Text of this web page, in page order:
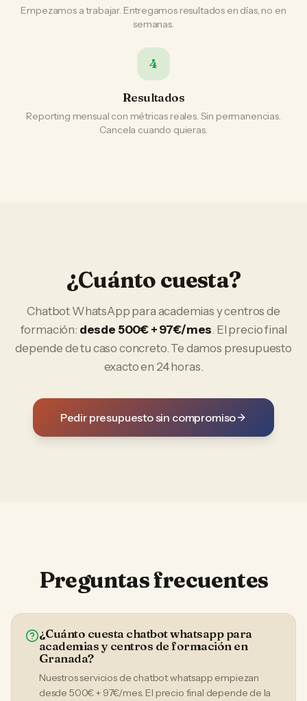
Empezamos a trabajar. Entregamos resultados en días, no en
semanas.
4
Resultados
Reporting mensual con métricas reales. Sin permanencias.
Cancela cuando quieras.
¿Cuánto cuesta?
Chatbot WhatsApp paraacademias y centros de
formación: desde 500€ + 97€/mes. El precio final
depende de tu caso concreto. Te damos presupuesto
exacto en 24 horas.
Pedir presupuesto sin compromiso
Preguntas frecuentes
¿Cuánto cuesta chatbot whatsapp para
academias y centros de formación en
Granada?
Nuestros servicios de chatbot whatsapp empiezan
desde 500€ + 97€/mes. El precio final depende de la